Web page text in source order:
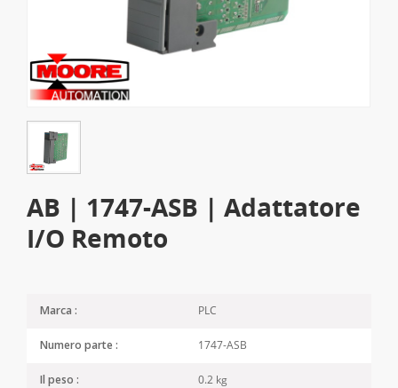
AB | 1747-ASB | Adattatore
I/O Remoto
Marca : PLC
Numero parte : 1747-ASB
Il peso : 0.2 kg